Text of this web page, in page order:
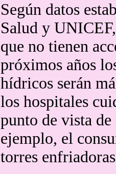
Según datos
Salud y
que no tienen
próximos años
hídricos serán
los hospitales
punto de vista
ejemplo, el
torres